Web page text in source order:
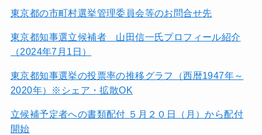
東京都の市町村選挙管理委員会等のお問合せ先
東京都知事選立候補者 山田信一氏プロフィール紹介
（2024年7月1日）
東京都知事選挙の投票率の推移グラフ（西暦1947年～
2020年）※シェア・拡散OK
立候補予定者への書類配付 ５月２０日（月）から配付
開始